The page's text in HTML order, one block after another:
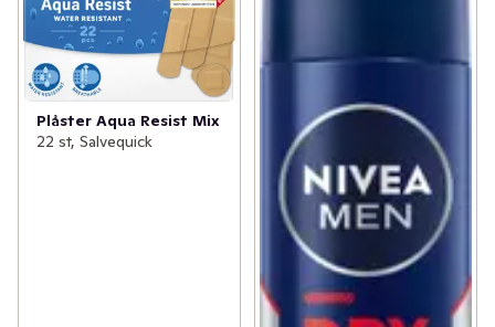
Plåster Aqua Resist Mix
22 st, Salvequick